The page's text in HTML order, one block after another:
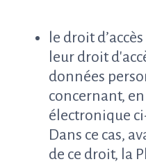
le droit
leur droit
données
concernant,
électronique
Dans ce cas,
de ce droit, la